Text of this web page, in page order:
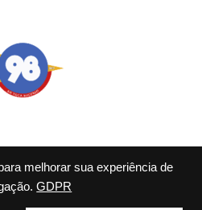
melhorar sua experiência de
GDPR